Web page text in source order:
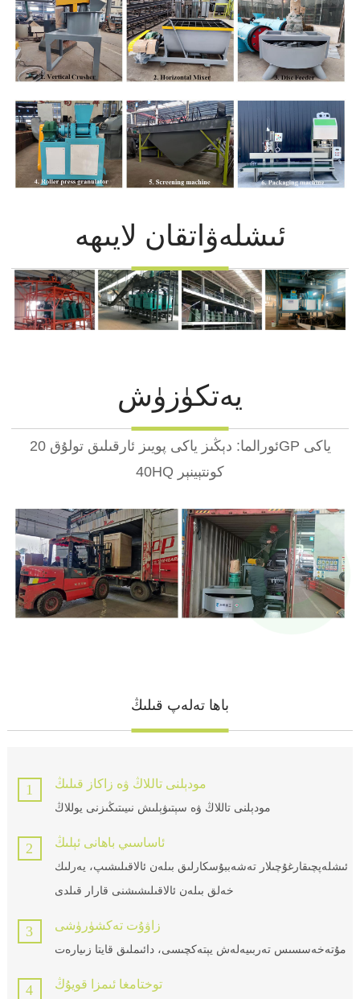
ئىشلەۋاتقان لايىھە
يەتكۈزۈش
ئورالما: دېڭىز ياكى پويىز ئارقىلىق تولۇق 20GP ياكى
40HQ كونتېينېر
باھا تەلەپ قىلىڭ
1 مودېلنى تاللاڭ ۋە زاكاز قىلىڭ
مودېلنى تاللاڭ ۋە سېتىۋېلىش نىيىتىڭىزنى يوللاڭ
2 ئاساسىي باھانى ئېلىڭ
ئىشلەپچىقارغۇچىلار تەشەببۇسكارلىق بىلەن ئالاقىلىشىپ، يەرلىك
خەلق بىلەن ئالاقىلىشىشنى قارار قىلدى
3 زاۋۇت تەكشۈرۈشى
مۇتەخەسسىس تەربىيەلەش يېتەكچىسى، دائىملىق قايتا زىيارەت
4 توختامغا ئىمزا قويۇڭ